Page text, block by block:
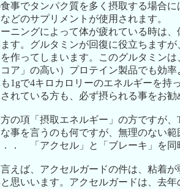
事でタンパク質を多く摂取する場合
どのサプリメントが使用されます。
ニングによって体が疲れている時は
す。グルタミンが回復に役立ちます
作ってしまいます。このグルタミン
コア」の高い）プロテイン製品でも効
1gで4キロカロリーのエネルギーを持
れている方も、必ず摂られる事をお勧
の項「摂取エネルギー」の方ですが
事を言うのも何ですが、無理のない
． 「アクセル」と「ブレーキ」を同
言えば、アクセルガードの件は、粘着
思いいます。アクセルガードは、去